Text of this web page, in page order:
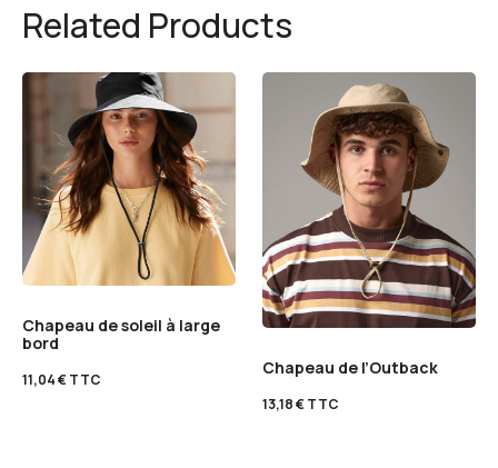
Related Products
Chapeau de soleil à large
bord
11,04€TTC
Chapeau de l’Outback
13,18€TTC